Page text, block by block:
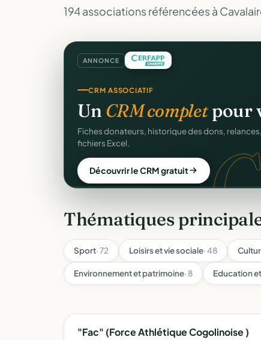
194 associations référencées à
ANNONCE
SITE WEB
Votre site web
Une page publique élégante et un site de
Sans webmaster.
Créer mon site gratuit
Thématiques
Sport· 72 Loisirs et vie sociale· 48
Environnement et patrimoine· 8 Education
"Fac" (Force Athlétique Cogolinoise )